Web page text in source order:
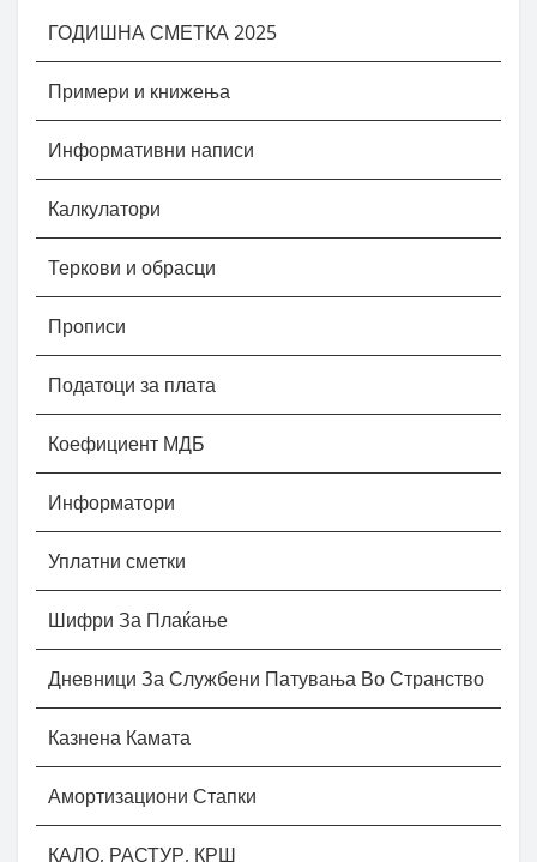
ГОДИШНА СМЕТКА 2025
Примери и книжења
Информативни написи
Калкулатори
Теркови и обрасци
Прописи
Податоци за плата
Коефициент МДБ
Информатори
Уплатни сметки
Шифри За Плаќање
Дневници За Службени Патувања Во Странство
Казнена Камата
Амортизациони Стапки
КАЛО, РАСТУР, КРШ